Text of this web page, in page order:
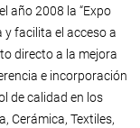
año 2008 la “Expo
facilita el acceso a
directo a la mejora
e incorporación
de calidad en los
Cerámica, Textiles,